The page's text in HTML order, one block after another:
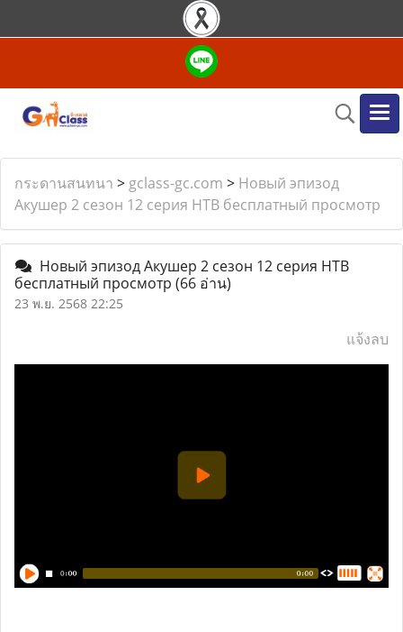
กระดานสนทนา > gclass-gc.com > Новый эпизод
Акушер 2 сезон 12 серия НТВ бесплатный просмотр
Новый эпизод Акушер 2 сезон 12 серия НТВ
бесплатный просмотр (66 อ่าน)
23 พ.ย. 2568 22:25
แจ้งลบ